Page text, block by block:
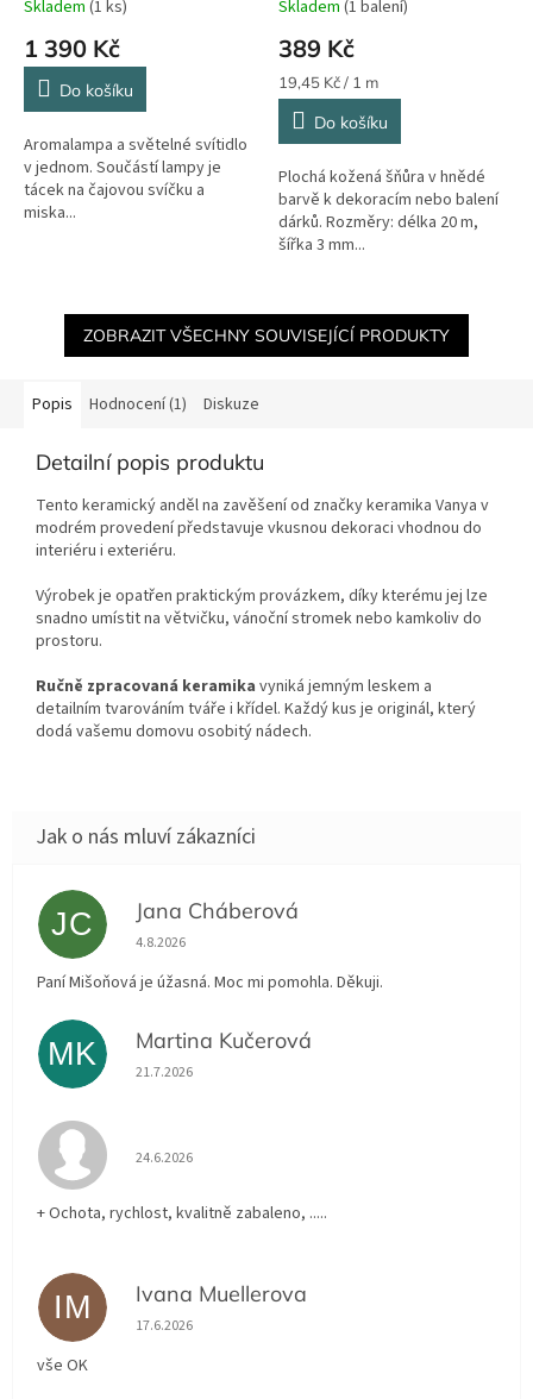
Skladem (1 ks)
1 390 Kč
Do košíku
Aromalampa a světelné svítidlo
v jednom. Součástí lampy je
tácek na čajovou svíčku a
miska...
Skladem (1 balení)
389 Kč
Měrná
cena:
19,45 Kč / 1 m
Do košíku
Plochá kožená šňůra v hnědé
barvě k dekoracím nebo balení
dárků. Rozměry: délka 20 m,
šířka 3 mm...
ZOBRAZIT VŠECHNY SOUVISEJÍCÍ PRODUKTY
Popis Hodnocení (1) Diskuze
Detailní popis produktu
Tento keramický anděl na zavěšení od značky keramika Vanya v
modrém provedení představuje vkusnou dekoraci vhodnou do
interiéru i exteriéru.
Výrobek je opatřen praktickým provázkem, díky kterému jej lze
snadno umístit na větvičku, vánoční stromek nebo kamkoliv do
prostoru.
Ručně zpracovaná keramika vyniká jemným leskem a
detailním tvarováním tváře i křídel. Každý kus je originál, který
dodá vašemu domovu osobitý nádech.
JC Jana Cháberová
Hodnocení obchodu je 5 z 5 hvězdiček.
4.8.2026
Paní Mišoňová je úžasná. Moc mi pomohla. Děkuji.
MK Martina Kučerová
Hodnocení obchodu je 5 z 5 hvězdiček.
21.7.2026
Hodnocení obchodu je 5 z 5 hvězdiček.
24.6.2026
+ Ochota, rychlost, kvalitně zabaleno, .....
IM Ivana Muellerova
Hodnocení obchodu je 5 z 5 hvězdiček.
17.6.2026
vše OK